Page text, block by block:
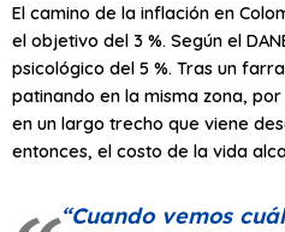
El camino de la inflación en
el objetivo del 3 %. Según el
psicológico del 5 %. Tras un
patinando en la misma zona,
en un largo trecho que viene
entonces, el costo de la vida
“Cuando vemos